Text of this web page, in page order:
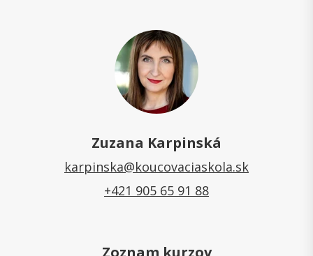
Zuzana Karpinská
karpinska@koucovaciaskola.sk
+421 905 65 91 88